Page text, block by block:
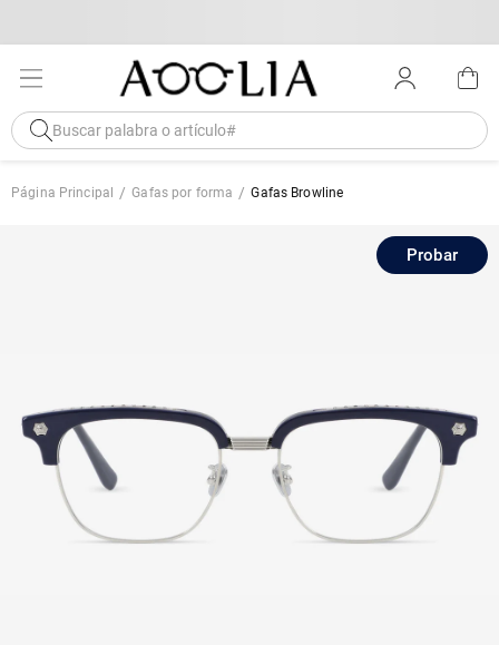
Página Principal Gafas por forma Gafas Browline
Probar